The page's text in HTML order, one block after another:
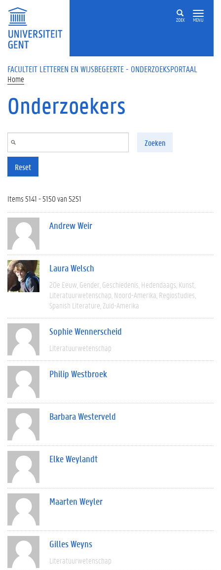
Overslaan en naar de inhoud gaan
ZOEK MENU
FACULTEIT LETTEREN EN WIJSBEGEERTE - ONDERZOEKSPORTAAL
Home
Onderzoekers
Zoeken
Reset
Items 5141 - 5150 van 5251
Andrew Weir
Laura Welsch
20e Eeuw Gender Geschiedenis Hedendaags Kunst
Literatuurwetenschap Noord-Amerika Regiostudies
Spanish Literature Zuid-Amerika
Sophie Wennerscheid
Literatuurwetenschap
Philip Westbroek
Barbara Westerveld
Elke Weylandt
Maarten Weyler
Gilles Weyns
Literatuurwetenschap